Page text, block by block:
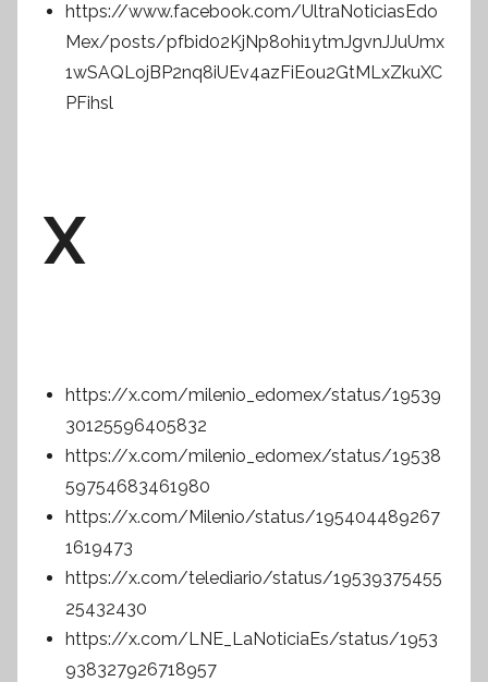
https://www.facebook.com/UltraNoticiasEdo
Mex/posts/pfbid02KjNp8ohi1ytmJgvnJJuUmx
1wSAQLojBP2nq8iUEv4azFiEou2GtMLxZkuXC
PFihsl
X
https://x.com/milenio_edomex/status/19539
30125596405832
https://x.com/milenio_edomex/status/19538
59754683461980
https://x.com/Milenio/status/195404489267
1619473
https://x.com/telediario/status/19539375455
25432430
https://x.com/LNE_LaNoticiaEs/status/1953
938327926718957